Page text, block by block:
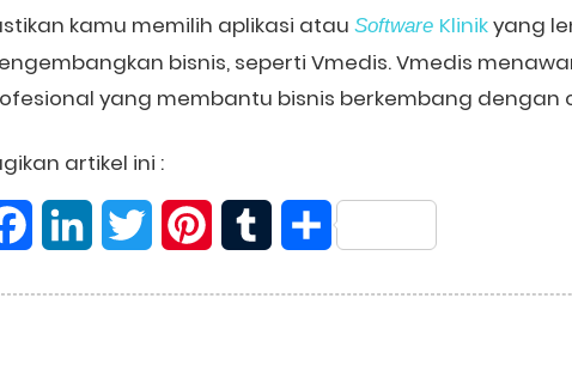
kamu memilih aplikasi atau Software Klinikyang
bisnis, seperti Vmedis. Vmedis
yang membantu bisnis berkembang dengan
artikel ini :
FacebookLinkedIn Twitter PinterestTumblrShare